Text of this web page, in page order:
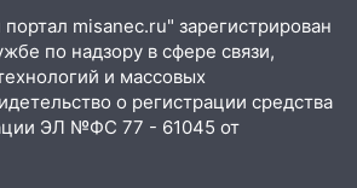
Ульяновской области
незнакомцев на трассе и
дело
погоды на 6 августа в
misanec.ru" зарегистрирован
по надзору в сфере связи,
и массовых
о регистрации средства
ЭЛ №ФС 77 - 61045 от